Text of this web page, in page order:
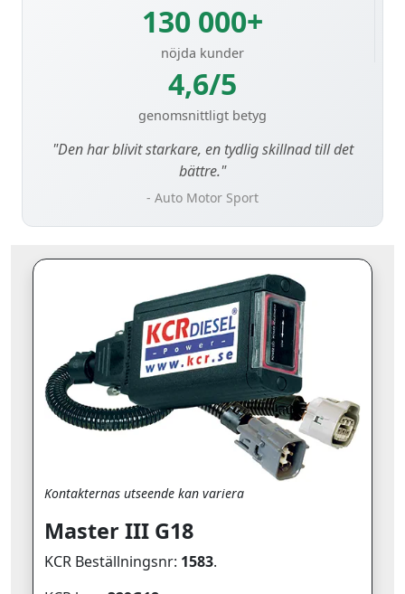
130 000+
nöjda kunder
4,6/5
genomsnittligt betyg
"Den har blivit starkare, en tydlig skillnad till det
bättre."
- Auto Motor Sport
Kontakternas utseende kan variera
Master III G18
KCR Beställningsnr: 1583.